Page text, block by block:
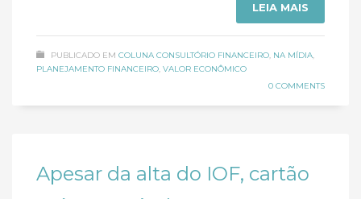
LEIA MAIS
PUBLICADO EM COLUNA CONSULTÓRIO FINANCEIRO, NA MÍDIA,
PLANEJAMENTO FINANCEIRO, VALOR ECONÔMICO
0 COMMENTS
Apesar da alta do IOF, cartão